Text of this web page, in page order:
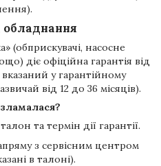
обладнання
(обприскувачі, насосне
діє офіційна гарантія від
у гарантійному
від 12 до 36 місяців).
та термін дії гарантії.
з сервісним центром
в талоні).